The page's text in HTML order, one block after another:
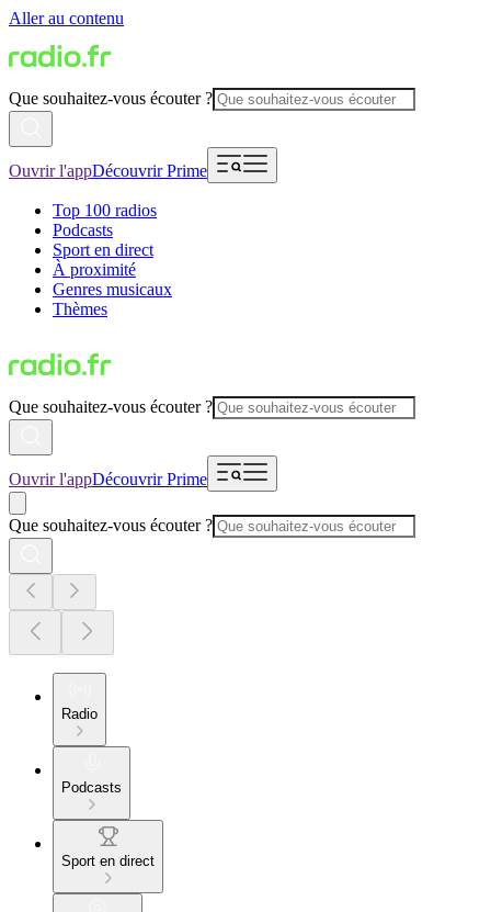
Aller au contenu
Que souhaitez-vous écouter ?
Ouvrir l'appDécouvrir Prime
Top 100 radios
Podcasts
Sport en direct
À proximité
Genres musicaux
Thèmes
Que souhaitez-vous écouter ?
Ouvrir l'appDécouvrir Prime
Que souhaitez-vous écouter ?
Radio
Podcasts
Sport en direct